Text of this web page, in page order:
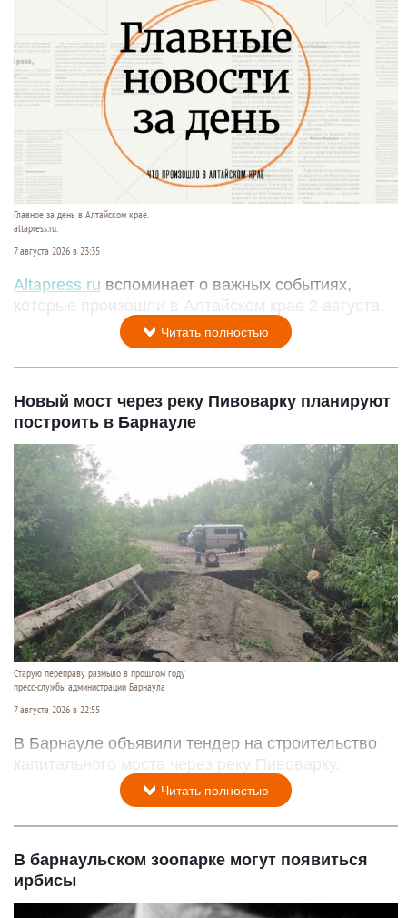
Главное за день в Алтайском крае.
altapress.ru.
7 августа 2026 в 23:35
Altapress.ru вспоминает о важных событиях,
которые произошли в Алтайском крае 2 августа.
Читать полностью
Новый мост через реку Пивоварку планируют
построить в Барнауле
Старую переправу размыло в прошлом году
пресс-службы администрации Барнаула
7 августа 2026 в 22:55
В Барнауле объявили тендер на строительство
капитального моста через реку Пивоварку.
Читать полностью
В барнаульском зоопарке могут появиться
ирбисы